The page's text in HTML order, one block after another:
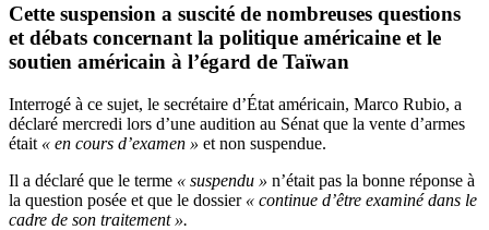
Cette suspension a suscité de nombreuses questions
et débats concernant la politique américaine et le
soutien américain à l’égard de Taïwan
Interrogé à ce sujet, le secrétaire d’État américain, Marco Rubio, a
déclaré mercredi lors d’une audition au Sénat que la vente d’armes
était « en cours d’examen » et non suspendue.
Il a déclaré que le terme « suspendu » n’était pas la bonne réponse à
la question posée et que le dossier « continue d’être examiné dans le
cadre de son traitement ».